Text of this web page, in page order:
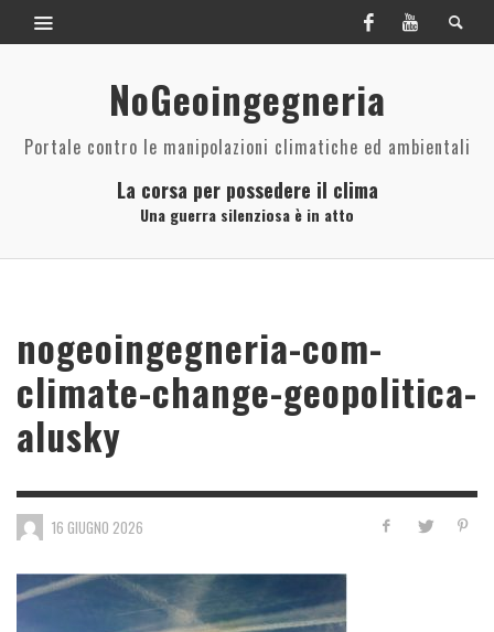
NoGeoingegneria
Portale contro le manipolazioni climatiche ed ambientali
La corsa per possedere il clima
Una guerra silenziosa è in atto
nogeoingegneria-com-
climate-change-geopolitica-
alusky
16 GIUGNO 2026